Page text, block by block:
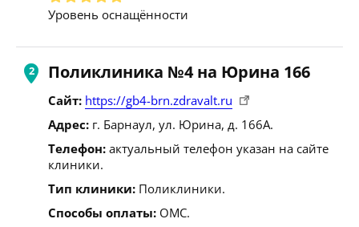
Уровень оснащённости
Поликлиника №4 на Юрина 166
Сайт: https://gb4-brn.zdravalt.ru
Адрес: г. Барнаул, ул. Юрина, д. 166А.
Телефон: актуальный телефон указан на сайте
клиники.
Тип клиники: Поликлиники.
Способы оплаты: ОМС.